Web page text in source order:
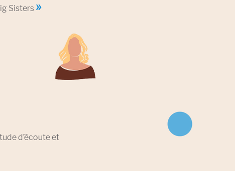
d’écoute et
Sisters »